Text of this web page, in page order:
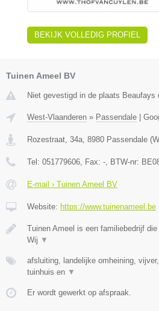
BEKIJK VOLLEDIG PROFIEL
Tuinen Ameel BV
Niet gevestigd in de plaats Beaufays
West-Vlaanderen » Passendale
Rozestraat, 34a, 8980 Passendale (
Tel: 051779606, Fax: -, BTW-nr:
E-mail › Tuinen Ameel BV
Website: https://www.tuinenameel.be
Tuinen Ameel is een familiebedrijf
Wij ▼
afsluiting, landelijke omheining,
tuinhuis en ▼
Er wordt gewerkt op afspraak.